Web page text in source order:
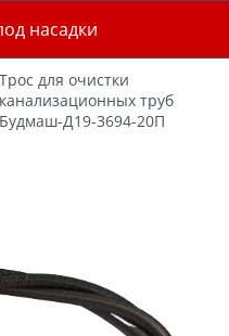
насадки
Трос для очистки
канализационных труб
Будмаш-Д19-3694-20П